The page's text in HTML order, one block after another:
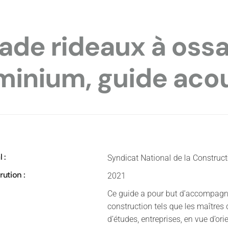
rideaux à
guide
:
Syndicat National de la
: 2021
Ce guide a pour but
construction tels que les maîtres
d’études, entreprises, en vue